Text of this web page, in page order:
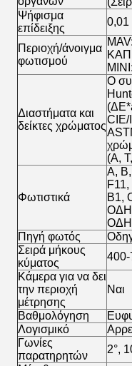
Ψήφισμα
επίδειξης
0,01
Περιοχή/άνοιγμα
φωτισμού
Διαστήματα και
δείκτες χρώματος
Ο
CIE/
(Α,
Φωτιστικά
Α, Β,
B1,
Πηγή φωτός
Σειρά μήκους
κύματος
Κάμερα για να δει
την περιοχή
μέτρησης
Ναι
Βαθμολόγηση
Λογισμικό
Γωνίες
παρατηρητών
2°,